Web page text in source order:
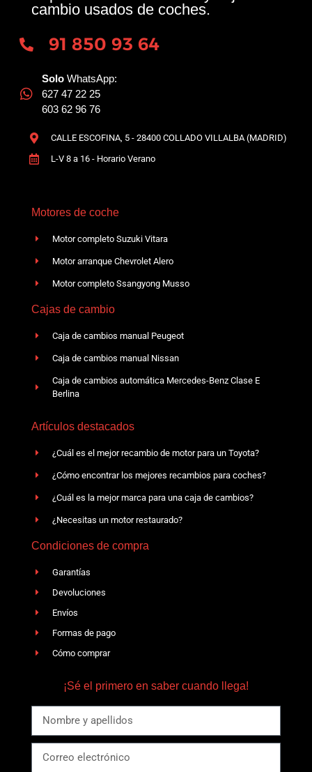
cambio usados de coches.
91 850 93 64
Solo WhatsApp:
627 47 22 25
603 62 96 76
CALLE ESCOFINA, 5 - 28400 COLLADO VILLALBA (MADRID)
L-V 8 a 16 - Horario Verano
Motores de coche
Motor completo Suzuki Vitara
Motor arranque Chevrolet Alero
Motor completo Ssangyong Musso
Cajas de cambio
Caja de cambios manual Peugeot
Caja de cambios manual Nissan
Caja de cambios automática Mercedes-Benz Clase E
Berlina
Artículos destacados
¿Cuál es el mejor recambio de motor para un Toyota?
¿Cómo encontrar los mejores recambios para coches?
¿Cuál es la mejor marca para una caja de cambios?
¿Necesitas un motor restaurado?
Condiciones de compra
Garantías
Devoluciones
Envíos
Formas de pago
Cómo comprar
¡Sé el primero en saber cuando llega!